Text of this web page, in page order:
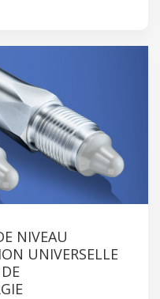
NIVEAU
UNIVERSELLE